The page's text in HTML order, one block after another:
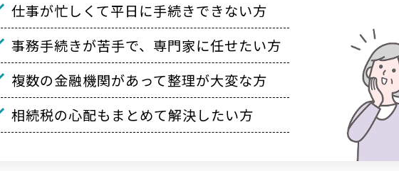
仕事が忙しくて平日に手続きできない方
事務手続きが苦手で、専門家に任せたい方
複数の金融機関があって整理が大変な方
相続税の心配もまとめて解決したい方